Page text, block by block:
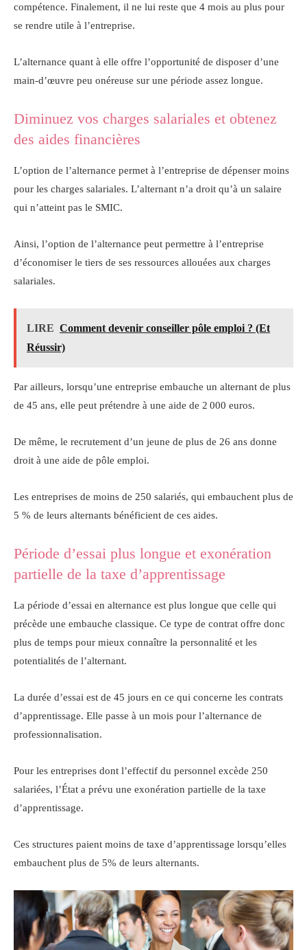
compétence. Finalement, il ne lui reste que 4 mois au plus pour
se rendre utile à l’entreprise.
L’alternance quant à elle offre l’opportunité de disposer d’une
main-d’œuvre peu onéreuse sur une période assez longue.
Diminuez vos charges salariales et obtenez
des aides financières
L’option de l’alternance permet à l’entreprise de dépenser moins
pour les charges salariales. L’alternant n’a droit qu’à un salaire
qui n’atteint pas le SMIC.
Ainsi, l’option de l’alternance peut permettre à l’entreprise
d’économiser le tiers de ses ressources allouées aux charges
salariales.
LIRE Comment devenir conseiller pôle emploi ? (Et
Réussir)
Par ailleurs, lorsqu’une entreprise embauche un alternant de plus
de 45 ans, elle peut prétendre à une aide de 2 000 euros.
De même, le recrutement d’un jeune de plus de 26 ans donne
droit à une aide de pôle emploi.
Les entreprises de moins de 250 salariés, qui embauchent plus de
5 % de leurs alternants bénéficient de ces aides.
Période d’essai plus longue et exonération
partielle de la taxe d’apprentissage
La période d’essai en alternance est plus longue que celle qui
précède une embauche classique. Ce type de contrat offre donc
plus de temps pour mieux connaître la personnalité et les
potentialités de l’alternant.
La durée d’essai est de 45 jours en ce qui concerne les contrats
d’apprentissage. Elle passe à un mois pour l’alternance de
professionnalisation.
Pour les entreprises dont l’effectif du personnel excède 250
salariées, l’État a prévu une exonération partielle de la taxe
d’apprentissage.
Ces structures paient moins de taxe d’apprentissage lorsqu’elles
embauchent plus de 5% de leurs alternants.